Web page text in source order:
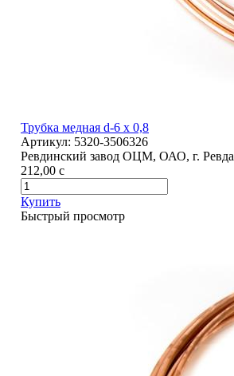
Трубка медная d-6 х 0,8
Артикул: 5320-3506326
Ревдинский завод ОЦМ, ОАО, г. Ревда
212,00 c
Купить
Быстрый просмотр